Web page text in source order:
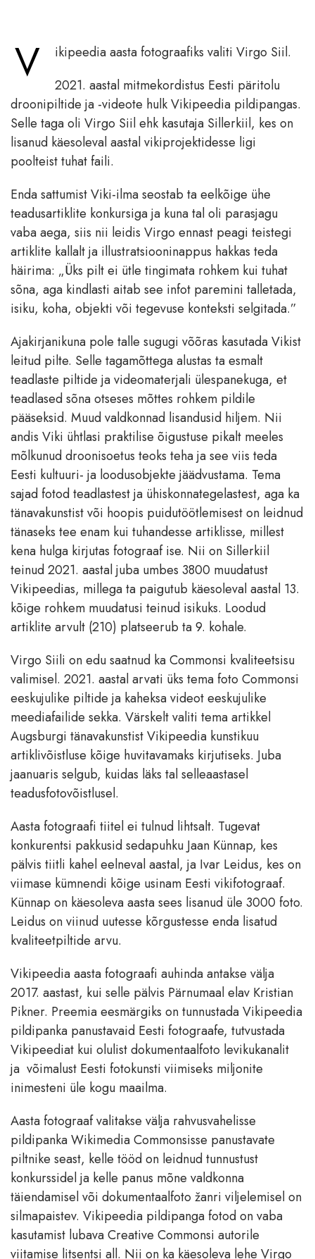
V
ikipeedia aasta fotograafiks valiti Virgo Siil.
2021. aastal mitmekordistus Eesti päritolu
droonipiltide ja -videote hulk Vikipeedia pildipangas.
Selle taga oli Virgo Siil ehk kasutaja Sillerkiil, kes on
lisanud käesoleval aastal vikiprojektidesse ligi
poolteist tuhat faili.
Enda sattumist Viki-ilma seostab ta eelkõige ühe
teadusartiklite konkursiga ja kuna tal oli parasjagu
vaba aega, siis nii leidis Virgo ennast peagi teistegi
artiklite kallalt ja illustratsiooninappus hakkas teda
häirima: „Üks pilt ei ütle tingimata rohkem kui tuhat
sõna, aga kindlasti aitab see infot paremini talletada,
isiku, koha, objekti või tegevuse konteksti selgitada.”
Ajakirjanikuna pole talle sugugi võõras kasutada Vikist
leitud pilte. Selle tagamõttega alustas ta esmalt
teadlaste piltide ja videomaterjali ülespanekuga, et
teadlased sõna otseses mõttes rohkem pildile
pääseksid. Muud valdkonnad lisandusid hiljem. Nii
andis Viki ühtlasi praktilise õigustuse pikalt meeles
mõlkunud droonisoetus teoks teha ja see viis teda
Eesti kultuuri- ja loodusobjekte jäädvustama. Tema
sajad fotod teadlastest ja ühiskonnategelastest, aga ka
tänavakunstist või hoopis puidutöötlemisest on leidnud
tänaseks tee enam kui tuhandesse artiklisse, millest
kena hulga kirjutas fotograaf ise. Nii on Sillerkiil
teinud 2021. aastal juba umbes 3800 muudatust
Vikipeedias, millega ta paigutub käesoleval aastal 13.
kõige rohkem muudatusi teinud isikuks. Loodud
artiklite arvult (210) platseerub ta 9. kohale.
Virgo Siili on edu saatnud ka Commonsi kvaliteetsisu
valimisel. 2021. aastal arvati üks tema foto Commonsi
eeskujulike piltide ja kaheksa videot eeskujulike
meediafailide sekka. Värskelt valiti tema artikkel
Augsburgi tänavakunstist Vikipeedia kunstikuu
artiklivõistluse kõige huvitavamaks kirjutiseks. Juba
jaanuaris selgub, kuidas läks tal selleaastasel
teadusfotovõistlusel.
Aasta fotograafi tiitel ei tulnud lihtsalt. Tugevat
konkurentsi pakkusid sedapuhku Jaan Künnap, kes
pälvis tiitli kahel eelneval aastal, ja Ivar Leidus, kes on
viimase kümnendi kõige usinam Eesti vikifotograaf.
Künnap on käesoleva aasta sees lisanud üle 3000 foto.
Leidus on viinud uutesse kõrgustesse enda lisatud
kvaliteetpiltide arvu.
Vikipeedia aasta fotograafi auhinda antakse välja
2017. aastast, kui selle pälvis Pärnumaal elav Kristian
Pikner. Preemia eesmärgiks on tunnustada Vikipeedia
pildipanka panustavaid Eesti fotograafe, tutvustada
Vikipeediat kui olulist dokumentaalfoto levikukanalit
ja võimalust Eesti fotokunsti viimiseks miljonite
inimesteni üle kogu maailma.
Aasta fotograaf valitakse välja rahvusvahelisse
pildipanka Wikimedia Commonsisse panustavate
piltnike seast, kelle tööd on leidnud tunnustust
konkurssidel ja kelle panus mõne valdkonna
täiendamisel või dokumentaalfoto žanri viljelemisel on
silmapaistev. Vikipeedia pildipanga fotod on vaba
kasutamist lubava Creative Commonsi autorile
viitamise litsentsi all. Nii on ka käesoleva lehe Virgo